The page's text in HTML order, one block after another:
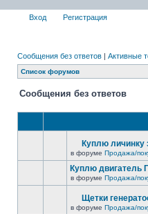
Вход Регистрация
Сообщения без ответов | Активные
Список форумов
Сообщения без ответов
Куплю личинку
в форуме Продажа/
Куплю двигатель
в форуме Продажа/
Щетки
в форуме Продажа/